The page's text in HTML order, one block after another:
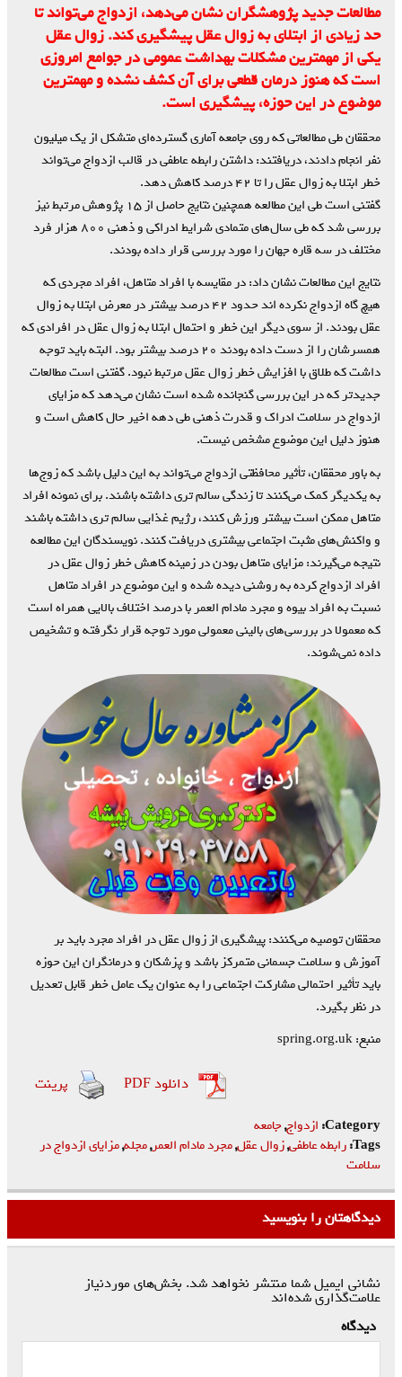
مطالعات جدید پژوهشگران نشان می‌دهد، ازدواج می‌تواند تا
حد زیادی از ابتلای به زوال عقل پیشگیری کند. زوال عقل
یکی از مهمترین مشکلات بهداشت عمومی در جوامع امروزی
است که هنوز درمان قطعی برای آن کشف نشده و مهمترین
موضوع در این حوزه، پیشگیری است.
محققان طی مطالعاتی که روی جامعه آماری گسترده‌ای متشکل از یک میلیون
نفر انجام دادند، دریافتند: داشتن رابطه عاطفی در قالب ازدواج می‌تواند
خطر ابتلا به زوال عقل را تا ۴۲ درصد کاهش دهد.
گفتنی است طی این مطالعه همچنین نتایج حاصل از ۱۵ پژوهش مرتبط نیز
بررسی شد که طی سال‌های متمادی شرایط ادراکی و ذهنی ۸۰۰ هزار فرد
مختلف در سه قاره جهان را مورد بررسی قرار داده بودند.
نتایج این مطالعات نشان داد: در مقایسه با افراد متاهل، افراد مجردی که
هیچ گاه ازدواج نکرده اند حدود ۴۲ درصد بیشتر در معرض ابتلا به زوال
عقل بودند. از سوی دیگر این خطر و احتمال ابتلا به زوال عقل در افرادی که
همسرشان را از دست داده بودند ۲۰ درصد بیشتر بود. البته باید توجه
داشت که طلاق با افزایش خطر زوال عقل مرتبط نبود. گفتنی است مطالعات
جدیدتر که در این بررسی گنجانده شده است نشان می‌دهد که مزایای
ازدواج در سلامت ادراک و قدرت ذهنی طی دهه اخیر حال کاهش است و
هنوز دلیل این موضوع مشخص نیست.
به باور محققان، تأثیر محافظتی ازدواج می‌تواند به این دلیل باشد که زوج‌ها
به یکدیگر کمک می‌کنند تا زندگی سالم تری داشته باشند. برای نمونه افراد
متاهل ممکن است بیشتر ورزش کنند، رژیم غذایی سالم تری داشته باشند
و واکنش‌های مثبت اجتماعی بیشتری دریافت کنند. نویسندگان این مطالعه
نتیجه می‌گیرند: مزایای متاهل بودن در زمینه کاهش خطر زوال عقل در
افراد ازدواج کرده به روشنی دیده شده و این موضوع در افراد متاهل
نسبت به افراد بیوه و مجرد مادام العمر با درصد اختلاف بالایی همراه است
که معمولا در بررسی‌های بالینی معمولی مورد توجه قرار نگرفته و تشخیص
داده نمی‌شوند.
محققان توصیه می‌کنند: پیشگیری از زوال عقل در افراد مجرد باید بر
آموزش و سلامت جسمانی متمرکز باشد و پزشکان و درمانگران این حوزه
باید تأثیر احتمالی مشارکت اجتماعی را به عنوان یک عامل خطر قابل تعدیل
در نظر بگیرد.
منبع: spring.org.uk
دانلود PDF
پرینت
Category: ازدواج,جامعه
Tags: رابطه عاطفی,زوال عقل,مجرد مادام العمر,مجله,مزایای ازدواج در
سلامت
دیدگاهتان را بنویسید
نشانی ایمیل شما منتشر نخواهد شد. بخش‌های موردنیاز
علامت‌گذاری شده‌اند
دیدگاه